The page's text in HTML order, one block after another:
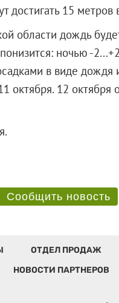
достигать 15 метров
области дождь
ночью -
в виде дождя
октября. 12 октября
Сообщить новость
ОТДЕЛ ПРОДАЖ
НОВОСТИ ПАРТНЕРОВ